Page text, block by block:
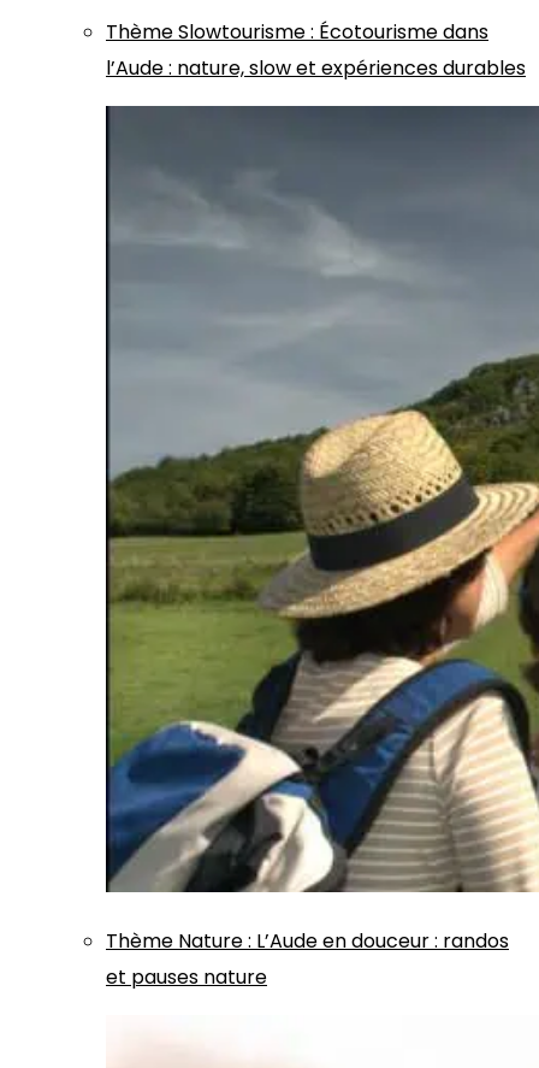
ThèmeSlowtourisme: Écotourisme dans
l’Aude : nature, slow et expériences durables
Thème Nature: L’Aude en douceur : randos
et pauses nature